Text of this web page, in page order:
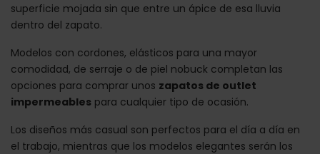
superficie mojada sin que entre un ápice de esa lluvia
dentro del zapato.
Modelos con cordones, elásticos para una mayor
comodidad, de serraje o de piel nobuck completan las
opciones para comprar unos zapatos de outlet
impermeables para cualquier tipo de ocasión.
Los diseños más casual son perfectos para el día a día en
el trabajo, mientras que los modelos elegantes serán los